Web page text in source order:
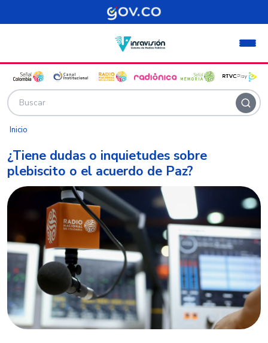
Pasar al contenido principal
Inicio
¿Tiene dudas o inquietudes sobre
plebiscito o el acuerdo de Paz?